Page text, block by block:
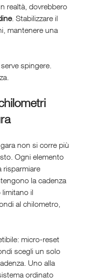
realtà, dovrebbero
. Stabilizzare il
mantenere una
spingere.
non si corre più
Ogni elemento
risparmiare
la cadenza
il
al chilometro,
micro-reset
scegli un solo
Uno alla
ordinato